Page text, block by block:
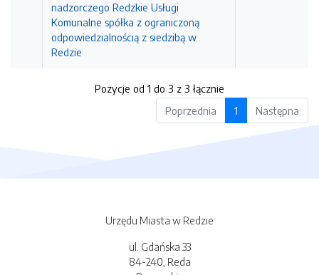
nadzorczego Redzkie Usługi
Komunalne spółka z ograniczoną
odpowiedzialnością z siedzibą w
Redzie
Pozycje od 1 do 3 z 3 łącznie
Poprzednia
1 Następna
Urzędu Miasta w Redzie
ul. Gdańska 33
84-240, Reda